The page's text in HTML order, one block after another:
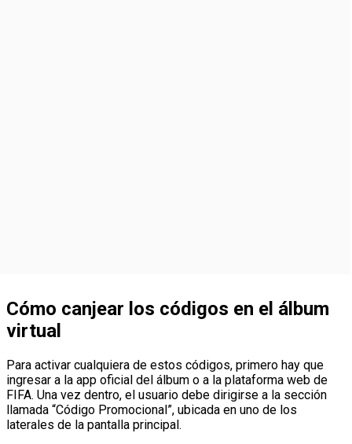
Cómo canjear los códigos en el álbum
virtual
Para activar cualquiera de estos códigos, primero hay que
ingresar a la app oficial del álbum o a la plataforma web de
FIFA. Una vez dentro, el usuario debe dirigirse a la sección
llamada “Código Promocional”, ubicada en uno de los
laterales de la pantalla principal.